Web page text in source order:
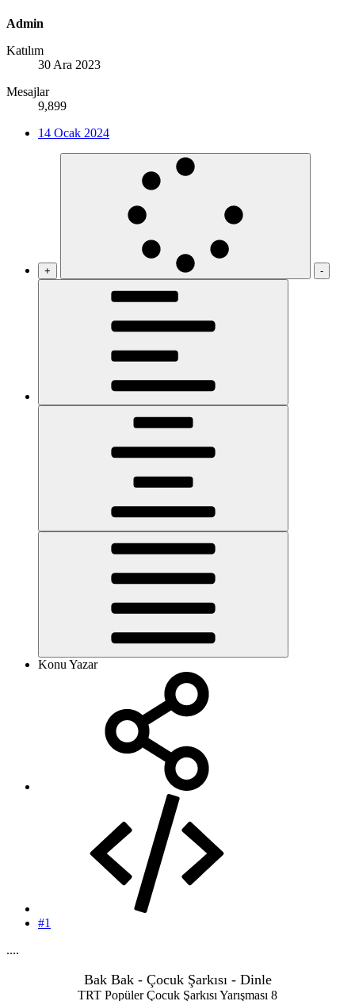
Admin
Katılım
30 Ara 2023
Mesajlar
9,899
14 Ocak 2024
+ -
Konu Yazar
#1
....
Bak Bak - Çocuk Şarkısı - Dinle
TRT Popüler Çocuk Şarkısı Yarışması 8